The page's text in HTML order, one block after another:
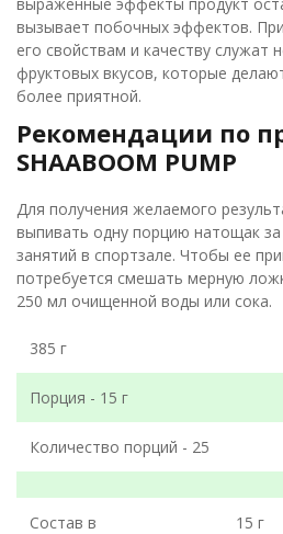
вызывает побочных эффектов.
его свойствам и качеству служат
фруктовых вкусов, которые
более приятной.
Рекомендации по
SHAABOOM PUMP
Для получения желаемого
выпивать одну порцию натощак
занятий в спортзале. Чтобы ее
потребуется смешать мерную
250 мл очищенной воды или сока.
385 г
Порция - 15 г
Количество порций - 25
Состав в 15 г